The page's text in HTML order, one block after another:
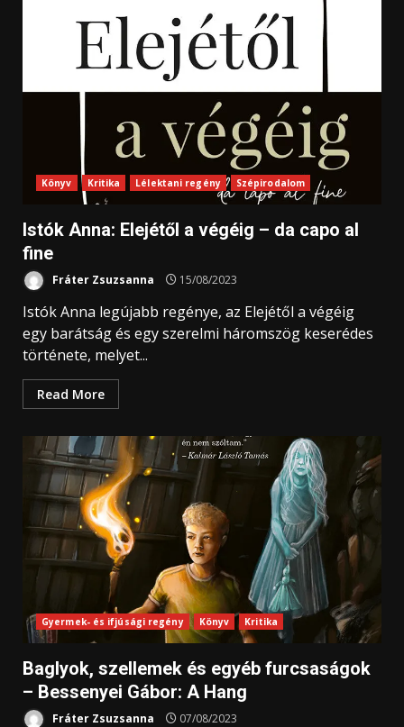
Könyv Kritika Lélektani regény Szépirodalom
Istók Anna: Elejétől ​a végéig – da capo al
fine
Fráter Zsuzsanna 15/08/2023
Istók Anna legújabb regénye, az Elejétől a végéig
egy barátság és egy szerelmi háromszög keserédes
története, melyet...
Read More
Gyermek- és ifjúsági regény Könyv Kritika
Baglyok, szellemek és egyéb furcsaságok
– Bessenyei Gábor: A Hang
Fráter Zsuzsanna 07/08/2023